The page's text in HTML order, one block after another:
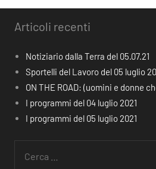
degli
articoli
Articoli recenti
Notiziario dalla Terra del 05.07.21
Sportelli del Lavoro del 05 luglio
ON THE ROAD: (uomini e donne
I programmi del 04 luglio 2021
I programmi del 05 luglio 2021
per: